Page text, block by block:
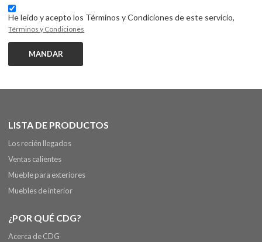
He leido y acepto los Términos y Condiciones de este servicio,
Términos y Condiciones
MANDAR
LISTA DE PRODUCTOS
Los recién llegados
Ventas calientes
Mueble para exteriores
Muebles de interior
¿POR QUÉ CDG?
Acerca de CDG